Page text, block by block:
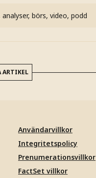
börs, video, podd
ARTIKEL
Användarvillkor
Integritetspolicy
Prenumerationsvillkor
FactSet villkor